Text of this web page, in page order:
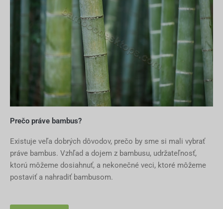
Prispôsobené teraz
Prečo práve bambus?
Existuje veľa dobrých dôvodov, prečo by sme si mali vybrať
práve bambus. Vzhľad a dojem z bambusu, udržateľnosť,
ktorú môžeme dosiahnuť, a nekonečné veci, ktoré môžeme
postaviť a nahradiť bambusom.